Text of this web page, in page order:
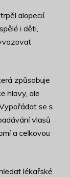
alopecií.
i děti,
způsobuje
hlavy, ale
se s
vlasů
a celkovou
lékařské